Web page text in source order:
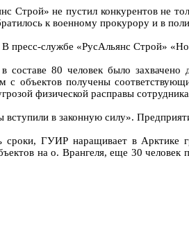
Строй» не пустил конкурентов не
к военному прокурору и в
пресс-службе «РусАльянс Строй»
80 человек было
с объектов получены
физической расправы
в законную силу».
сроки, ГУИР наращивает в
на о. Врангеля, еще 30